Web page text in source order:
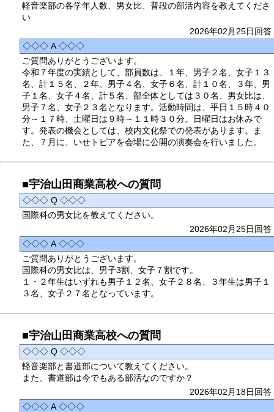
軽音楽部の各学年人数、男女比、普段の部活内容を教えてくださ
い
2026年02月25日回答
◇◇◇ A ◇◇◇
ご質問ありがとうございます。
令和７年度の実績として、部員数は、１年、男子２名、女子１３
名、計１５名、２年、男子４名、女子６名、計１０名、３年、男
子１名、女子４名、計５名、部全体としては３０名、男女比は、
男子７名、女子２３名となります。活動時間は、平日１５時４０
分～１７時、土曜日は９時～１１時３０分。日曜日はお休みで
す。発表の機会としては、校内文化祭での発表があります。ま
た、７月に、いせトピアを会場に公開の演奏会を行いました。
■宇治山田商業高校への質問
◇◇◇ Q ◇◇◇
国際科の男女比を教えてください。
2026年02月25日回答
◇◇◇ A ◇◇◇
ご質問ありがとうございます。
国際科の男女比は、男子3割、女子７割です。
１・２年生はいずれも男子１２名、女子２８名、３年生は男子１
３名、女子２７名となっています。
■宇治山田商業高校への質問
◇◇◇ Q ◇◇◇
軽音楽部と書道部について教えてください。
また、書道部は今でもある部活なのですか？
2026年02月18日回答
◇◇◇ A ◇◇◇